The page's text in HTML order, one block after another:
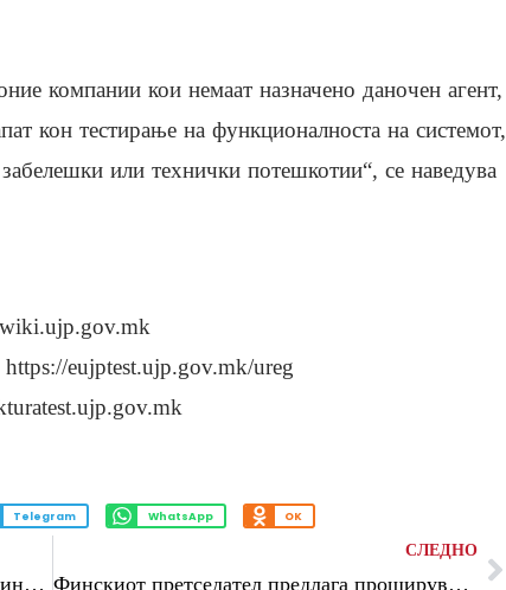
компании кои немаат назначено даночен агент,
кон тестирање на функционалноста на системот,
или технички потешкотии“, се наведува
https://eujptest.ujp.gov.mk/ureg
Telegram WhatsApp OK
Гувернерот Славески на Регионален семинар во Приштина: Финансиската стабилност е приоритет во дигиталната трансформација
СЛЕДНО
Финскиот претседател предлага проширување на ЕУ на 40 земји